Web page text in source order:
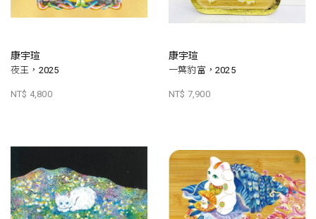
康宇瑄
夜王，2025
NT$ 4,800
康宇瑄
一葉豹富，2025
NT$ 7,900